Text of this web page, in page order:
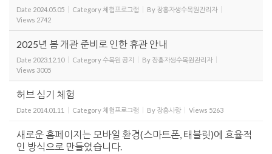
Date 2024.05.05 Category 체험프로그램 By 장흥자생수목원관리자
Views 2742
2025년 봄 개관 준비로 인한 휴관 안내
Date 2023.12.10 Category수목원 공지 By 장흥자생수목원관리자
Views 3005
허브 심기 체험
Date 2014.01.11 Category 체험프로그램 By 장흥사랑 Views 5263
새로운 홈페이지는 모바일 환경(스마트폰, 태블릿)에 효율적
인 방식으로 만들었습니다.